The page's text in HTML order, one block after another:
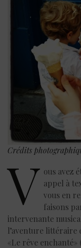
Crédits
V ous avez
appel à
vous en
faisons
intervenante
l’aventure littéraire
«Le rêve enchanté»